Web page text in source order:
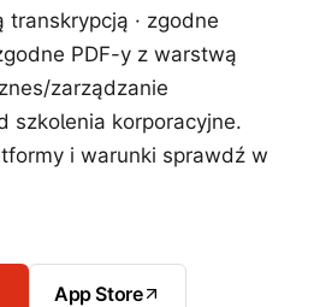
transkrypcją · zgodne
PDF-y z warstwą
zarządzanie
szkolenia korporacyjne.
i warunki sprawdź w
App Store